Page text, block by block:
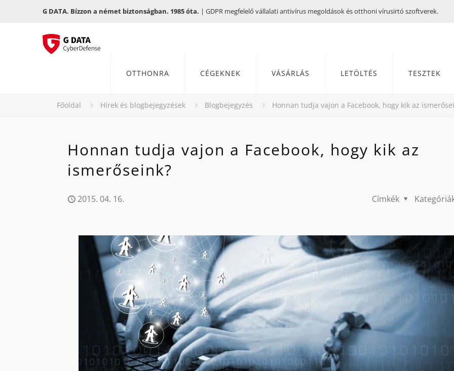
G DATA. Bízzon a német biztonságban. 1985 óta. | GDPR megfelelő vállalati antivírus megoldások és otthoni vírusirtó szoftverek.
OTTHONRA CÉGEKNEK VÁSÁRLÁS LETÖLTÉS TESZTEK
Főoldal Hírek és blogbejegyzések Blogbejegyzés Honnan tudja vajon a Facebook, hogy kik az
Honnan tudja vajon a Facebook, hogy kik az
ismerőseink?
2015. 04. 16. Címkék